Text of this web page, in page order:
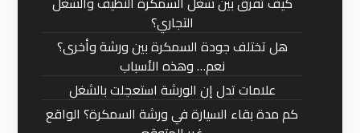
التجاري؟
هل تختلف جودة السمكرة بين ورشة وأخرى؟
نعم… وهذه الأسباب
علامات تدل إن الورشة استعجلت بالشغل
كم مدة بقاء السيارة في ورشة السمكرة؟ الواقع